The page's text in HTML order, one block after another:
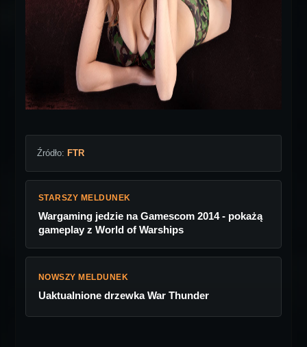
Źródło: FTR
STARSZY MELDUNEK
Wargaming jedzie na Gamescom 2014 - pokażą
gameplay z World of Warships
NOWSZY MELDUNEK
Uaktualnione drzewka War Thunder